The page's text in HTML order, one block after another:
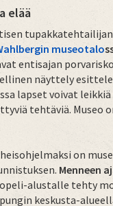
elää
tupakkatehtailijan
museotalo
entisajan
näyttely
lapset voivat
tehtäviä. Museo
on
Menneen
alustalle tehty
keskusta-